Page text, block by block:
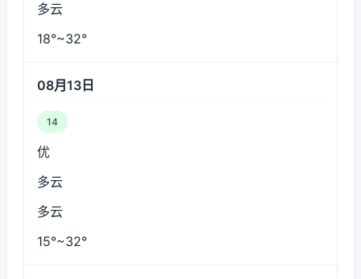
多云
18°~32°
08月13日
14
优
多云
多云
15°~32°